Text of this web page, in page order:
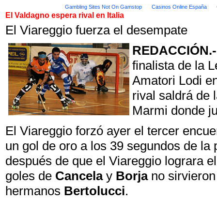
Gambling Sites Not On Gamstop Casinos Online España
El Valdagno espera rival en Italia
El Viareggio fuerza el desempate
REDACCIÓN.-
finalista de la
Amatori Lodi
rival saldrá de
Marmi donde
El Viareggio forzó ayer el tercer
un gol de oro a los 39 segundos de
después de que el Viareggio lograra
goles de Cancela y Borja no
hermanos Bertolucci.